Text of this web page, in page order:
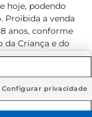
hoje, podendo
Proibida a venda
anos, conforme
da Criança e do
para o
line é de R$
Configurar privacidade